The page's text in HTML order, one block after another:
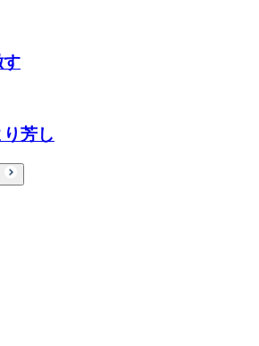
す
芳し